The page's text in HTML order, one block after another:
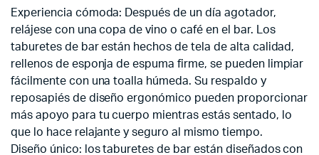
Experiencia cómoda: Después de un día agotador,
relájese con una copa de vino o café en el bar. Los
taburetes de bar están hechos de tela de alta calidad,
rellenos de esponja de espuma firme, se pueden limpiar
fácilmente con una toalla húmeda. Su respaldo y
reposapiés de diseño ergonómico pueden proporcionar
más apoyo para tu cuerpo mientras estás sentado, lo
que lo hace relajante y seguro al mismo tiempo.
Diseño único: los taburetes de bar están diseñados con